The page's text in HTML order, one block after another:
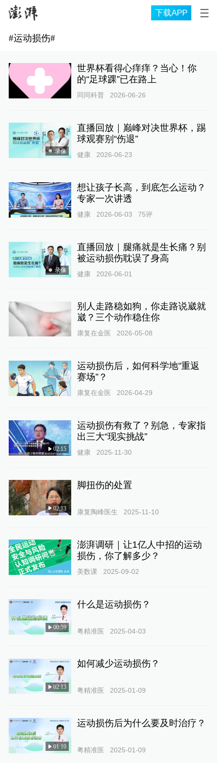
下载APP
#运动损伤#
世界杯看得心痒痒？当心！你
的“足球踝”已在路上
同同科普 2026-06-26
录像
直播回放｜巅峰对决世界杯，踢
球观赛别“伤退”
健康 2026-06-23
想让孩子长高，到底怎么运动？
专家一次讲透
健康 2026-06-03 75评
录像
直播回放｜腿痛就是生长痛？别
被运动损伤耽误了身高
健康 2026-06-01
别人走路稳如狗，你走路说崴就
崴？三个动作稳住你
康复在金医 2026-05-08
运动损伤后，如何科学地“重返
赛场”？
康复在金医 2026-04-29
02:15
运动损伤有救了？别急，专家指
出三大“现实挑战”
健康 2025-11-30
02:13
脚扭伤的处置
康复陶峰医生 2025-11-10
澎湃调研｜让1亿人中招的运动
损伤，你了解多少？
美数课 2025-09-02
00:59
什么是运动损伤？
粤精准医 2025-04-03
02:13
如何减少运动损伤？
粤精准医 2025-01-09
01:10
运动损伤后为什么要及时治疗？
粤精准医 2025-01-09